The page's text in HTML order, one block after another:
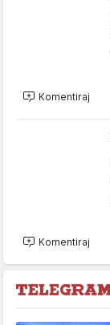
Komentiraj
Komentiraj